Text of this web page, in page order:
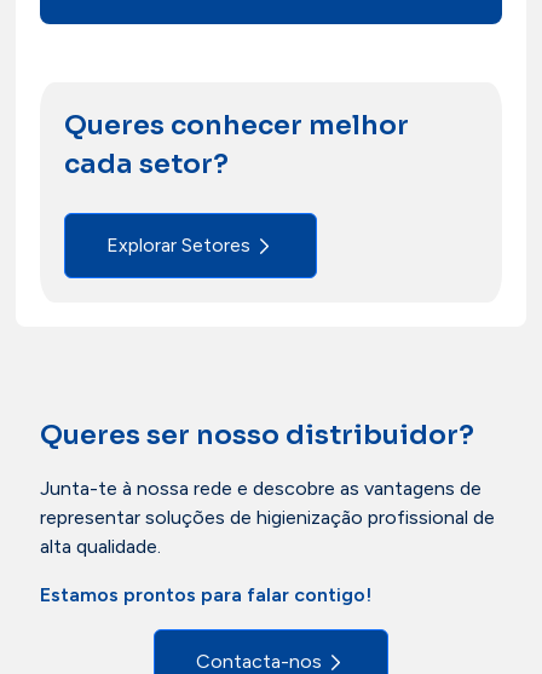
hoteleira
Queres conhecer melhor
cada setor?
Explorar Setores
Queres ser nosso distribuidor?
Junta-te à nossa rede e descobre as vantagens de
representar soluções de higienização profissional de
alta qualidade.
Estamos prontos para falar contigo!
Contacta-nos